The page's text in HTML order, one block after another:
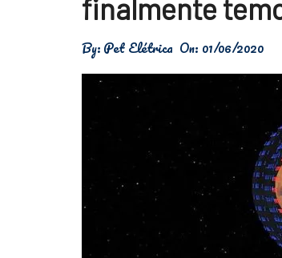
Física
Meio Ambiente
Saúde
Tecnologia
finalmente
By:Pet Elétrica On: 01/06/2020